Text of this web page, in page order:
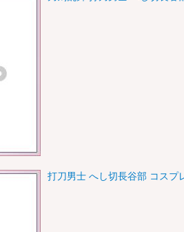
打刀男士 へし切長谷部 コスプ